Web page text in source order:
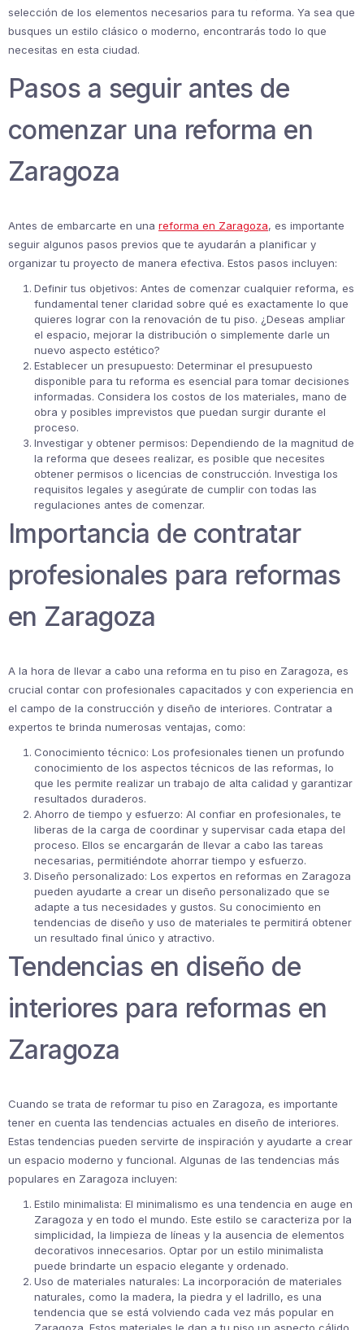
selección de los elementos necesarios para tu reforma. Ya sea que
busques un estilo clásico o moderno, encontrarás todo lo que
necesitas en esta ciudad.
Pasos a seguir antes de
comenzar una reforma en
Zaragoza
Antes de embarcarte en una reforma en Zaragoza, es importante
seguir algunos pasos previos que te ayudarán a planificar y
organizar tu proyecto de manera efectiva. Estos pasos incluyen:
Definir tus objetivos: Antes de comenzar cualquier reforma, es
fundamental tener claridad sobre qué es exactamente lo que
quieres lograr con la renovación de tu piso. ¿Deseas ampliar
el espacio, mejorar la distribución o simplemente darle un
nuevo aspecto estético?
Establecer un presupuesto: Determinar el presupuesto
disponible para tu reforma es esencial para tomar decisiones
informadas. Considera los costos de los materiales, mano de
obra y posibles imprevistos que puedan surgir durante el
proceso.
Investigar y obtener permisos: Dependiendo de la magnitud de
la reforma que desees realizar, es posible que necesites
obtener permisos o licencias de construcción. Investiga los
requisitos legales y asegúrate de cumplir con todas las
regulaciones antes de comenzar.
Importancia de contratar
profesionales para reformas
en Zaragoza
A la hora de llevar a cabo una reforma en tu piso en Zaragoza, es
crucial contar con profesionales capacitados y con experiencia en
el campo de la construcción y diseño de interiores. Contratar a
expertos te brinda numerosas ventajas, como:
Conocimiento técnico: Los profesionales tienen un profundo
conocimiento de los aspectos técnicos de las reformas, lo
que les permite realizar un trabajo de alta calidad y garantizar
resultados duraderos.
Ahorro de tiempo y esfuerzo: Al confiar en profesionales, te
liberas de la carga de coordinar y supervisar cada etapa del
proceso. Ellos se encargarán de llevar a cabo las tareas
necesarias, permitiéndote ahorrar tiempo y esfuerzo.
Diseño personalizado: Los expertos en reformas en Zaragoza
pueden ayudarte a crear un diseño personalizado que se
adapte a tus necesidades y gustos. Su conocimiento en
tendencias de diseño y uso de materiales te permitirá obtener
un resultado final único y atractivo.
Tendencias en diseño de
interiores para reformas en
Zaragoza
Cuando se trata de reformar tu piso en Zaragoza, es importante
tener en cuenta las tendencias actuales en diseño de interiores.
Estas tendencias pueden servirte de inspiración y ayudarte a crear
un espacio moderno y funcional. Algunas de las tendencias más
populares en Zaragoza incluyen:
Estilo minimalista: El minimalismo es una tendencia en auge en
Zaragoza y en todo el mundo. Este estilo se caracteriza por la
simplicidad, la limpieza de líneas y la ausencia de elementos
decorativos innecesarios. Optar por un estilo minimalista
puede brindarte un espacio elegante y ordenado.
Uso de materiales naturales: La incorporación de materiales
naturales, como la madera, la piedra y el ladrillo, es una
tendencia que se está volviendo cada vez más popular en